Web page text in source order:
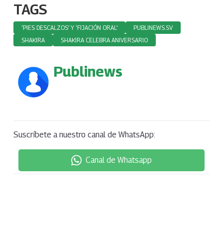
TAGS
‘PIES DESCALZOS’ Y ‘FIJACIÓN ORAL’
PUBLINEWS.SV
SHAKIRA
SHAKIRA CELEBRA ANIVERSARIO
Publinews
Suscríbete a nuestro canal de WhatsApp:
Canal de Whatsapp